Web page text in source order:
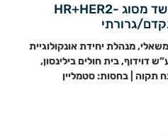
עדכונים בסרטן שד מסוג -HR+HER2
גרורתי
מנהלת יחידת אונקולוגיית
דוידוף, בית חולים בילינסון,
תקוה | בחסות: סטמליין